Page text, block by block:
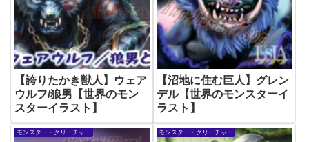
【誇りたかき獣人】ウェア
ウルフ/狼男【世界のモン
スターイラスト】
【沼地に住む巨人】グレン
デル【世界のモンスターイ
ラスト】
モンスター・クリーチャー モンスター・クリーチャー